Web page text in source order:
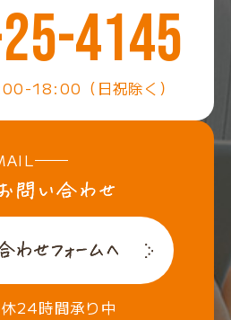
4145
18:00（日祝除く）
24時間承り中